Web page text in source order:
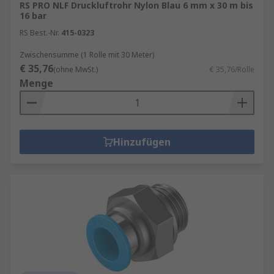
RS PRO NLF Druckluftrohr Nylon Blau 6 mm x 30 m bis
16 bar
RS Best.-Nr. 415-0323
Zwischensumme (1 Rolle mit 30 Meter)
€ 35,76(ohne MwSt.) € 35,76/Rolle
Menge
Hinzufügen